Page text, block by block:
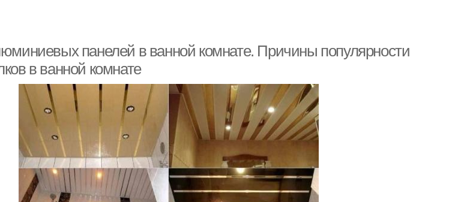
панелей в ванной комнате. Причины популярности
в ванной комнате